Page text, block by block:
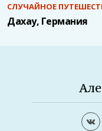
СЛУЧАЙНОЕ
Дахау, Германия